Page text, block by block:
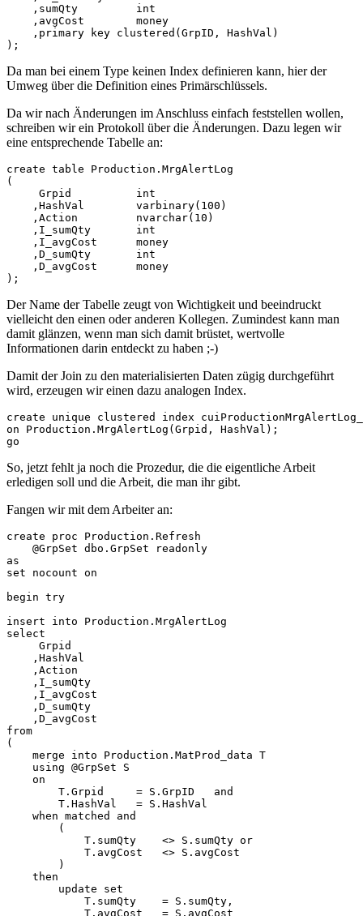
    ,sumQty         int
    ,avgCost        money
    ,primary key clustered(GrpID, HashVal)
);
Da man bei einem Type keinen Index definieren kann, hier der
Umweg über die Definition eines Primärschlüssels.
Da wir nach Änderungen im Anschluss einfach feststellen wollen,
schreiben wir ein Protokoll über die Änderungen. Dazu legen wir
eine entsprechende Tabelle an:
create table Production.MrgAlertLog
(
     Grpid          int
    ,HashVal        varbinary(100)
    ,Action         nvarchar(10)
    ,I_sumQty       int
    ,I_avgCost      money
    ,D_sumQty       int
    ,D_avgCost      money
);
Der Name der Tabelle zeugt von Wichtigkeit und beeindruckt
vielleicht den einen oder anderen Kollegen. Zumindest kann man
damit glänzen, wenn man sich damit brüstet, wertvolle
Informationen darin entdeckt zu haben ;-)
Damit der Join zu den materialisierten Daten zügig durchgeführt
wird, erzeugen wir einen dazu analogen Index.
create unique clustered index
on Production.MrgAlertLog(Grpid, HashVal);
go
So, jetzt fehlt ja noch die Prozedur, die die eigentliche Arbeit
erledigen soll und die Arbeit, die man ihr gibt.
Fangen wir mit dem Arbeiter an:
create proc Production.Refresh
    @GrpSet dbo.GrpSet readonly
as
set nocount on
begin try
insert into Production.MrgAlertLog
select
     Grpid
    ,HashVal
    ,Action
    ,I_sumQty
    ,I_avgCost
    ,D_sumQty
    ,D_avgCost
from
(
    merge into Production.MatProd_data T
    using @GrpSet S
    on
        T.Grpid     = S.GrpID   and
        T.HashVal   = S.HashVal
    when matched and
        (
            T.sumQty    <> S.sumQty or
            T.avgCost   <> S.avgCost
        )
    then
        update set
            T.sumQty    = S.sumQty,
            T.avgCost   = S.avgCost